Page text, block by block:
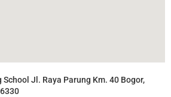
Jl. Raya Parung Km. 40 Bogor,